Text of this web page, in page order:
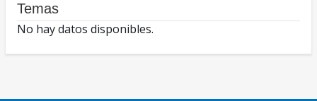
Temas
No hay datos disponibles.